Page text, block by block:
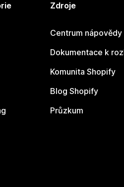
Zdroje
Centrum
Dokumentace k
Komunita Shopify
Blog Shopify
Průzkum